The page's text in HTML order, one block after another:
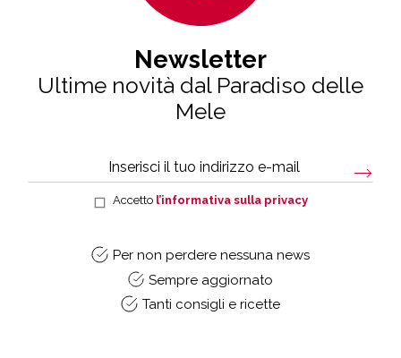
Newsletter
Ultime novità dal Paradiso delle
Mele
Accetto l’informativa sulla privacy
Per non perdere nessuna news
Sempre aggiornato
Tanti consigli e ricette